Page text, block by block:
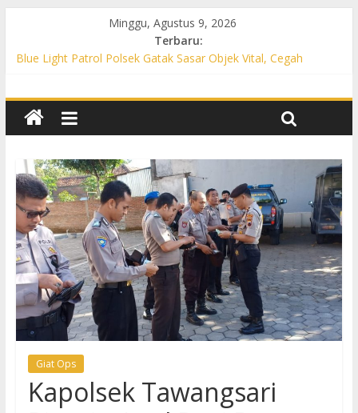
Minggu, Agustus 9, 2026
Terbaru:
Blue Light Patrol Polsek Gatak Sasar Objek Vital, Cegah
Permukiman, Antisipasi 3C dan Gangguan Kamtibmas
Patroli KRYD Polsek Baki Sisir Titik Rawan, Cegah 3C hingga
Patroli Blue Light Polsek Nguter Sasar Perbankan hingga
Permukiman, Antisipasi 3C dan Gangguan Kamtibmas
Blue Light Patrol Polsek Tawangsari Sisir Belasan Desa, Cegah
Kejahatan 3C dan Gangguan Kamtibmas
Giat Ops
Kapolsek Tawangsari